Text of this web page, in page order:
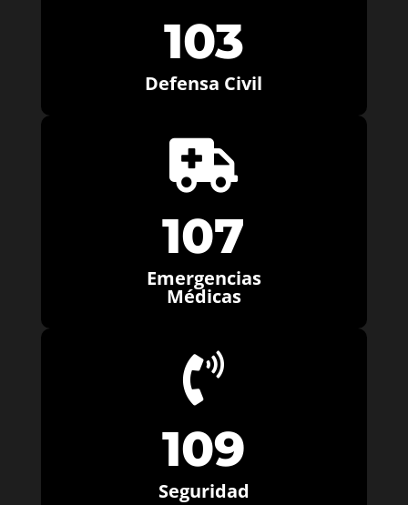
103
Defensa Civil

107
Emergencias
Médicas

109
Seguridad